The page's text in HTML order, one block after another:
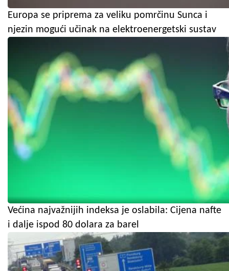
Europa se priprema za veliku pomrčinu Sunca i
njezin mogući učinak na elektroenergetski sustav
Većina najvažnijih indeksa je oslabila: Cijena nafte
i dalje ispod 80 dolara za barel